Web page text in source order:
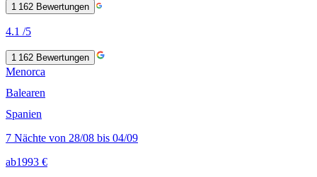
1 162 Bewertungen
4.1 /5
1 162 Bewertungen
Menorca
Balearen
Spanien
7 Nächte von 28/08 bis 04/09
ab1993 €